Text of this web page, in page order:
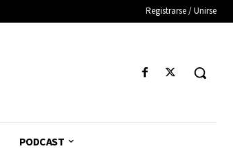
Registrarse / Unirse
PODCAST